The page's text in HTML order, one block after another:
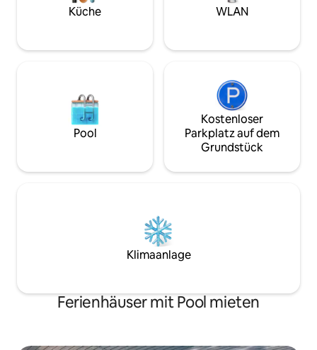
wunderschöne Aussicht auf den Garten
Naturliebhaber.
Küche WLAN
Pool
Kostenloser
Parkplatz auf dem
Grundstück
Klimaanlage
Ferienhäuser mit Pool mieten